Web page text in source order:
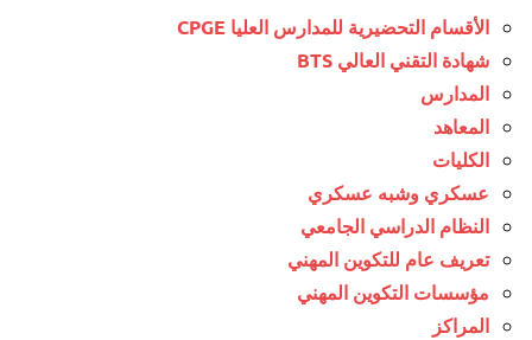
الأقسام التحضيرية للمدارس العليا CPGE
شهادة التقني العالي BTS
المدارس
المعاهد
الكليات
عسكري وشبه عسكري
النظام الدراسي الجامعي
تعريف عام للتكوين المهني
مؤسسات التكوين المهني
المراكز